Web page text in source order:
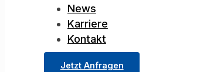
News
Karriere
Kontakt
Jetzt Anfragen